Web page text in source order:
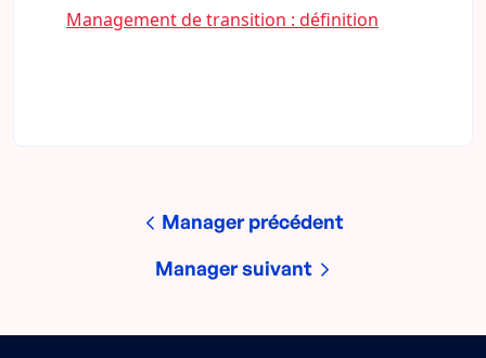
Management de transition : définition
Manager précédent
Manager suivant